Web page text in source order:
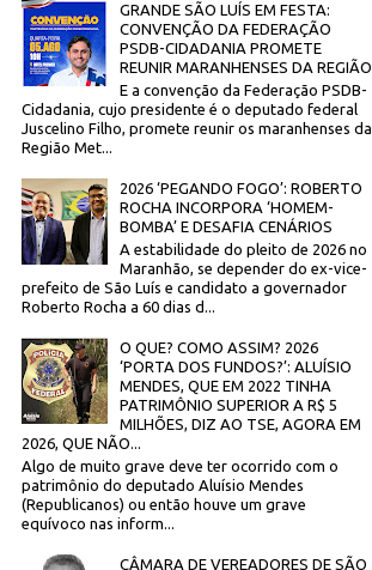
GRANDE SÃO LUÍS EM FESTA:
CONVENÇÃO DA FEDERAÇÃO
PSDB-CIDADANIA PROMETE
REUNIR MARANHENSES DA REGIÃO
E a convenção da Federação PSDB-
Cidadania, cujo presidente é o deputado federal
Juscelino Filho, promete reunir os maranhenses da
Região Met...
2026 ‘PEGANDO FOGO’: ROBERTO
ROCHA INCORPORA ‘HOMEM-
BOMBA’ E DESAFIA CENÁRIOS
A estabilidade do pleito de 2026 no
Maranhão, se depender do ex-vice-
prefeito de São Luís e candidato a governador
Roberto Rocha a 60 dias d...
O QUE? COMO ASSIM? 2026
‘PORTA DOS FUNDOS?’: ALUÍSIO
MENDES, QUE EM 2022 TINHA
PATRIMÔNIO SUPERIOR A R$ 5
MILHÕES, DIZ AO TSE, AGORA EM
2026, QUE NÃO...
Algo de muito grave deve ter ocorrido com o
patrimônio do deputado Aluísio Mendes
(Republicanos) ou então houve um grave
equívoco nas inform...
CÂMARA DE VEREADORES DE SÃO